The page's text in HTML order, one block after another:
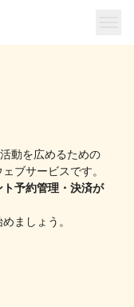
動を広めるための
ブサービスです。
予約管理・決済が
ましょう。